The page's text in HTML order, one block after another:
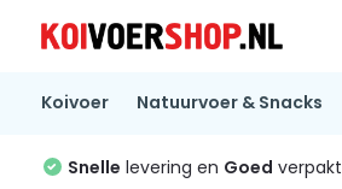
Koivoer Natuurvoer & Snacks
Snelle levering en Goed verpakt